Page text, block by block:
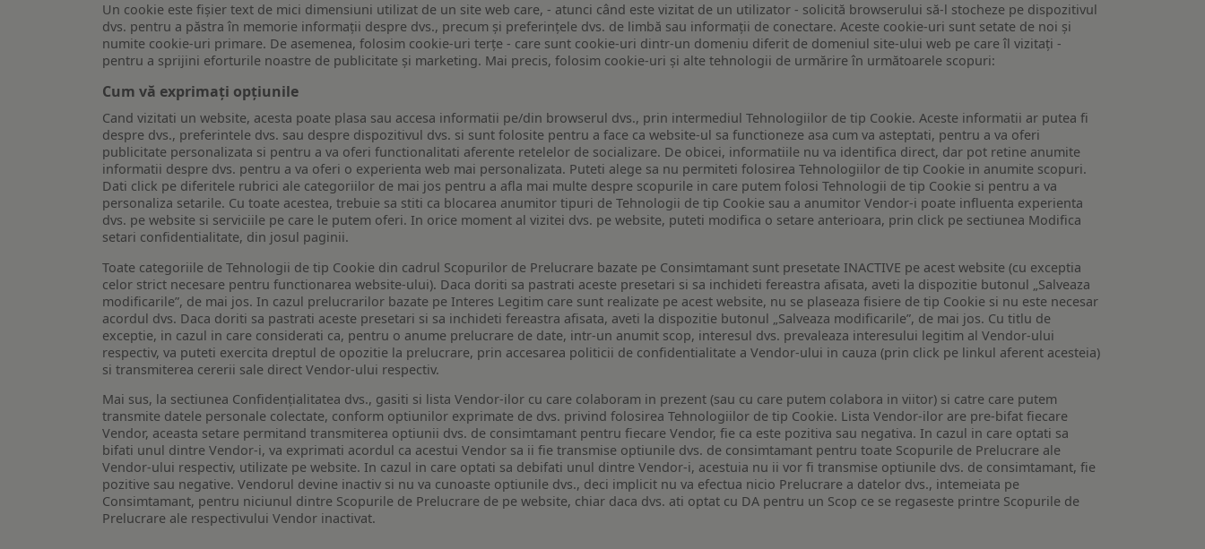
Un cookie este fişier text de mici dimensiuni utilizat de un site web care, - atunci când este vizitat de un utilizator - solicită browserului să-l stocheze pe dispozitivul
dvs. pentru a păstra în memorie informații despre dvs., precum și preferințele dvs. de limbă sau informații de conectare. Aceste cookie-uri sunt setate de noi și
numite cookie-uri primare. De asemenea, folosim cookie-uri terțe - care sunt cookie-uri dintr-un domeniu diferit de domeniul site-ului web pe care îl vizitați -
pentru a sprijini eforturile noastre de publicitate și marketing. Mai precis, folosim cookie-uri și alte tehnologii de urmărire în următoarele scopuri:
Cum vă exprimați opțiunile
Cand vizitati un website, acesta poate plasa sau accesa informatii pe/din browserul dvs., prin intermediul Tehnologiilor de tip Cookie. Aceste informatii ar putea fi
despre dvs., preferintele dvs. sau despre dispozitivul dvs. si sunt folosite pentru a face ca website-ul sa functioneze asa cum va asteptati, pentru a va oferi
publicitate personalizata si pentru a va oferi functionalitati aferente retelelor de socializare. De obicei, informatiile nu va identifica direct, dar pot retine anumite
informatii despre dvs. pentru a va oferi o experienta web mai personalizata. Puteti alege sa nu permiteti folosirea Tehnologiilor de tip Cookie in anumite scopuri.
Dati click pe diferitele rubrici ale categoriilor de mai jos pentru a afla mai multe despre scopurile in care putem folosi Tehnologii de tip Cookie si pentru a va
personaliza setarile. Cu toate acestea, trebuie sa stiti ca blocarea anumitor tipuri de Tehnologii de tip Cookie sau a anumitor Vendor-i poate influenta experienta
dvs. pe website si serviciile pe care le putem oferi. In orice moment al vizitei dvs. pe website, puteti modifica o setare anterioara, prin click pe sectiunea Modifica
setari confidentialitate, din josul paginii.
Toate categoriile de Tehnologii de tip Cookie din cadrul Scopurilor de Prelucrare bazate pe Consimtamant sunt presetate INACTIVE pe acest website (cu exceptia
celor strict necesare pentru functionarea website-ului). Daca doriti sa pastrati aceste presetari si sa inchideti fereastra afisata, aveti la dispozitie butonul „Salveaza
modificarile”, de mai jos. In cazul prelucrarilor bazate pe Interes Legitim care sunt realizate pe acest website, nu se plaseaza fisiere de tip Cookie si nu este necesar
acordul dvs. Daca doriti sa pastrati aceste presetari si sa inchideti fereastra afisata, aveti la dispozitie butonul „Salveaza modificarile”, de mai jos. Cu titlu de
exceptie, in cazul in care considerati ca, pentru o anume prelucrare de date, intr-un anumit scop, interesul dvs. prevaleaza interesului legitim al Vendor-ului
respectiv, va puteti exercita dreptul de opozitie la prelucrare, prin accesarea politicii de confidentialitate a Vendor-ului in cauza (prin click pe linkul aferent acesteia)
si transmiterea cererii sale direct Vendor-ului respectiv.
Mai sus, la sectiunea Confidențialitatea dvs., gasiti si lista Vendor-ilor cu care colaboram in prezent (sau cu care putem colabora in viitor) si catre care putem
transmite datele personale colectate, conform optiunilor exprimate de dvs. privind folosirea Tehnologiilor de tip Cookie. Lista Vendor-ilor are pre-bifat fiecare
Vendor, aceasta setare permitand transmiterea optiunii dvs. de consimtamant pentru fiecare Vendor, fie ca este pozitiva sau negativa. In cazul in care optati sa
bifati unul dintre Vendor-i, va exprimati acordul ca acestui Vendor sa ii fie transmise optiunile dvs. de consimtamant pentru toate Scopurile de Prelucrare ale
Vendor-ului respectiv, utilizate pe website. In cazul in care optati sa debifati unul dintre Vendor-i, acestuia nu ii vor fi transmise optiunile dvs. de consimtamant, fie
pozitive sau negative. Vendorul devine inactiv si nu va cunoaste optiunile dvs., deci implicit nu va efectua nicio Prelucrare a datelor dvs., intemeiata pe
Consimtamant, pentru niciunul dintre Scopurile de Prelucrare de pe website, chiar daca dvs. ati optat cu DA pentru un Scop ce se regaseste printre Scopurile de
Prelucrare ale respectivului Vendor inactivat.